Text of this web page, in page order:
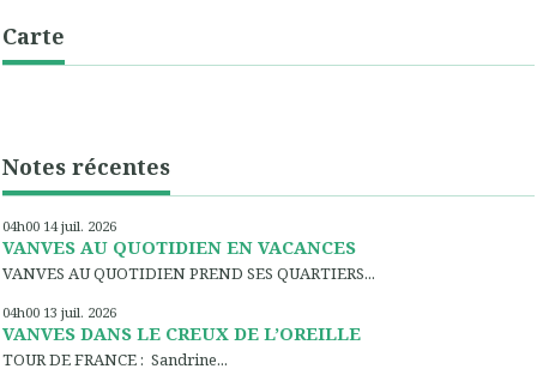
Carte
Notes récentes
04h00 14 juil. 2026
VANVES AU QUOTIDIEN EN VACANCES
VANVES AU QUOTIDIEN PREND SES QUARTIERS...
04h00 13 juil. 2026
VANVES DANS LE CREUX DE L’OREILLE
TOUR DE FRANCE : Sandrine...